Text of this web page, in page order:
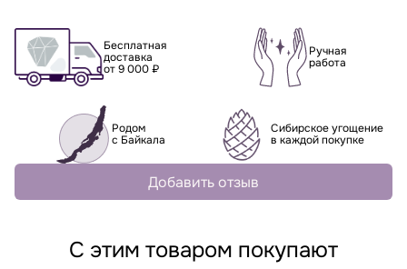
Бесплатная
доставка
от 9 000 ₽
Ручная
работа
Родом
с Байкала
Сибирское угощение
в каждой покупке
Добавить отзыв
С этим товаром покупают